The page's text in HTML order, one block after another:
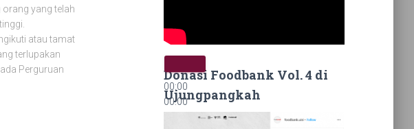
yang telah
atau tamat
terlupakan
Perguruan
00:00
00:00
Donasi Foodbank Vol. 4 di
Ujungpangkah